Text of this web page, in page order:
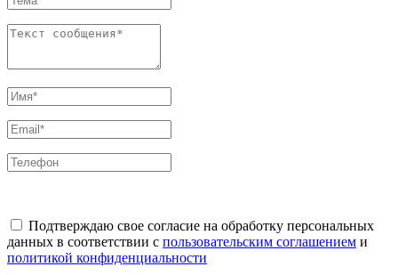
Подтверждаю свое согласие на обработку персональных
данных в соответствии с пользовательским соглашением и
политикой конфиденциальности